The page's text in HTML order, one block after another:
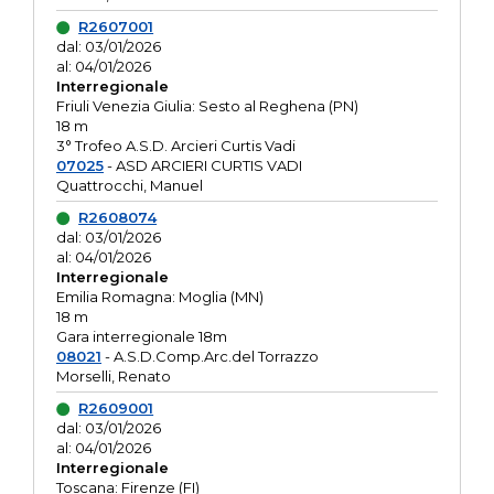
R2607001
dal: 03/01/2026
al: 04/01/2026
Interregionale
Friuli Venezia Giulia: Sesto al Reghena (PN)
18 m
3° Trofeo A.S.D. Arcieri Curtis Vadi
07025- ASD ARCIERI CURTIS VADI
Quattrocchi, Manuel
R2608074
dal: 03/01/2026
al: 04/01/2026
Interregionale
Emilia Romagna: Moglia (MN)
18 m
Gara interregionale 18m
08021 - A.S.D.Comp.Arc.del Torrazzo
Morselli, Renato
R2609001
dal: 03/01/2026
al: 04/01/2026
Interregionale
Toscana: Firenze (FI)